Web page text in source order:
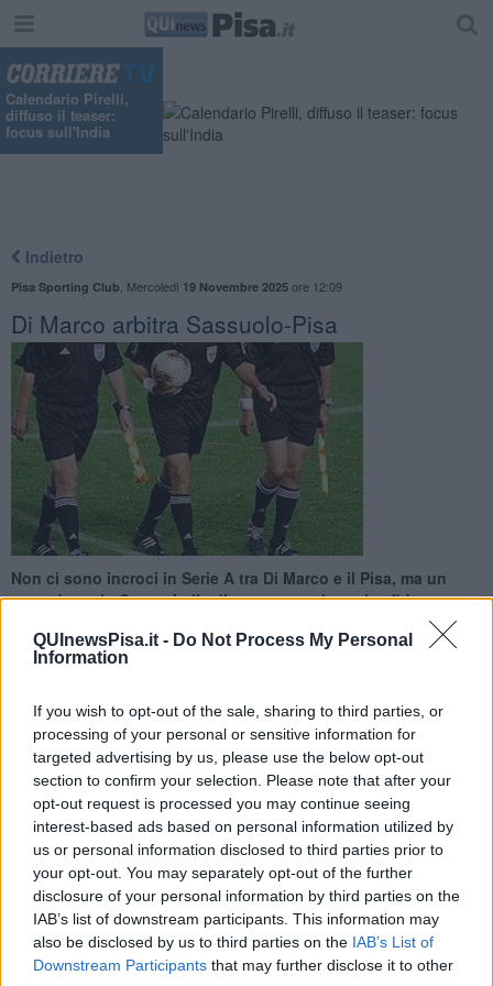
QUInewsPisa.it - Do Not Process My Personal
Information
If you wish to opt-out of the sale, sharing to third parties, or
processing of your personal or sensitive information for
targeted advertising by us, please use the below opt-out
section to confirm your selection. Please note that after your
opt-out request is processed you may continue seeing
interest-based ads based on personal information utilized by
us or personal information disclosed to third parties prior to
your opt-out. You may separately opt-out of the further
disclosure of your personal information by third parties on the
IAB’s list of downstream participants. This information may
also be disclosed by us to third parties on the IAB’s List of
Downstream Participants that may further disclose it to other
Calendario Pirelli,
diffuso il teaser:
focus sull'India
Indietro
Pisa Sporting Club Mercoledì 19 Novembre 2025ore 12:09
Di Marco arbitra Sassuolo-Pisa
Non ci sono incroci in Serie A tra Di Marco e il Pisa, ma un
precedente in Coppa Italia di questa stagione: la sfida
PISA —Per Sassuolo e Pisa – in programma lunedì 24 Novembre
alle 20:45 e trasmessa in diretta su Punto Radio dalle 20:30, la
gara sarà diretta daDavide Di Marco della sezione di Ciampino
L’arbitro laziale sarà affiancato dagli assistentiAndrea Zingarelli di
Siena e Giuseppe Di Giacinto di Teramo, con Ermanno Feliciani
di Teramo nel ruolo di quarto ufficiale.
Alla postazione VAR è stato designato Matteo Gariglio di Pinerolo,
con Gianluca Aureliano della sezione di Roma 1 come AVAR. Non
ci sono incroci in Serie A tra Di Marco e il Pisa, ma un precedente
in Coppa Italia di questa stagione: la sfida Cesena-Pisa, terminata